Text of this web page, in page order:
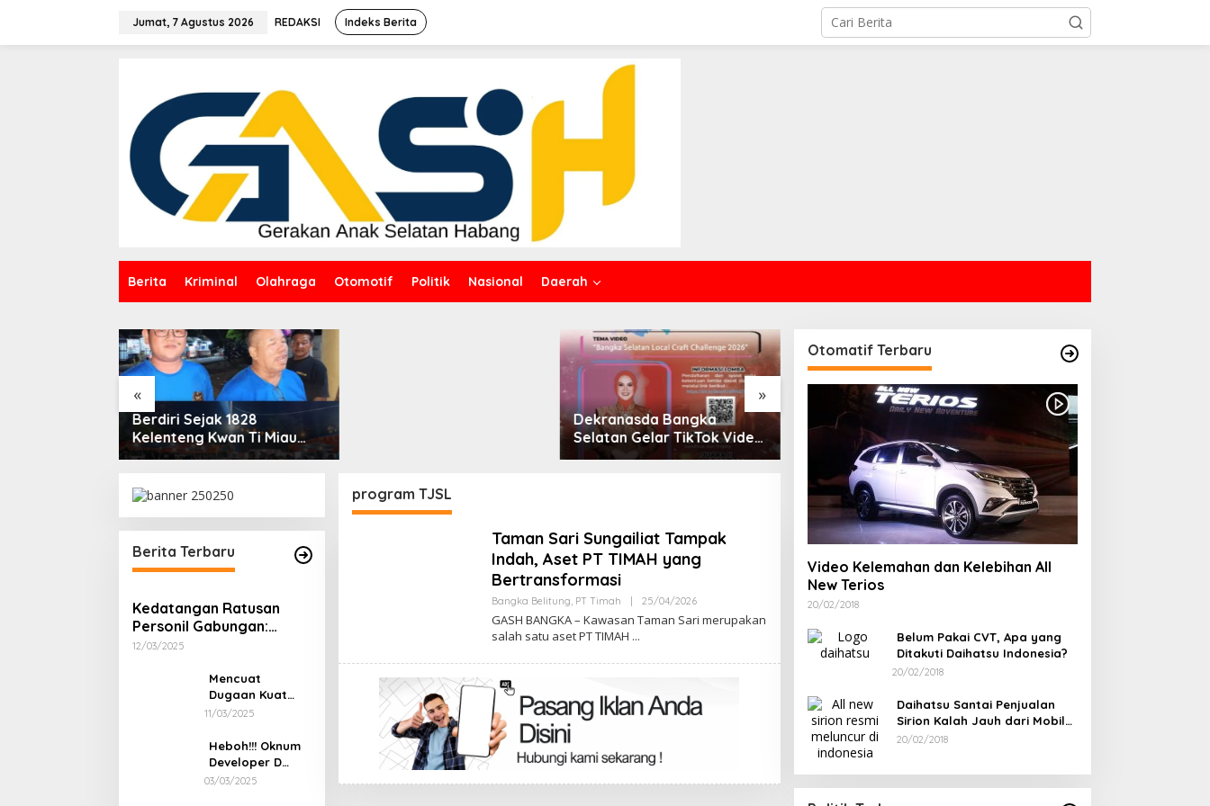
Jumat, 7 Agustus 2026 REDAKSI Indeks Berita
Berita Kriminal Olahraga Otomotif Politik Nasional Daerah
« »
Kantor PT Timah Beltim
Menyala, Ribuan
Pemerintah Jangan Tutup
Mata
Dalam Rangka HUT ke-50
PT TIMAH, Bulan Bakti di
Massal, Donor Darah, dan
Layanan Kesehatan Gratis
Dampingi Siswa Pemali
Berdiri Sejak 1828
Kelenteng Kwan Ti Miau
Kaposang Rayakan Hari
Jadi, Acara Berlangsung
Meriah
Berita Terbaru
Kedatangan Ratusan
Personil Gabungan:
Aktifitas Ponton ilegal
Sepi Dalam Sekejap
12/03/2025
Mencuat
Dugaan Kuat
Nama Cukong
Jaringan
Pembeli Timah
Ilegal Dilaut
11/03/2025
Heboh!!! Oknum
Developer D
Tersandung
03/03/2025
program TJSL
Taman Sari Sungailiat Tampak
Indah, Aset PT TIMAH yang
Bertransformasi
Bangka Belitung, PT Timah 25/04/2026Oleh
GASH BANGKA – Kawasan Taman Sari merupakan
salah satu aset PT TIMAH
Otomatif Terbaru
Video Kelemahan dan Kelebihan All
New Terios
20/02/2018
Belum Pakai CVT, Apa yang
Ditakuti Daihatsu Indonesia?
20/02/2018
Daihatsu Santai Penjualan
Sirion Kalah Jauh dari Mobil
LCGC
20/02/2018